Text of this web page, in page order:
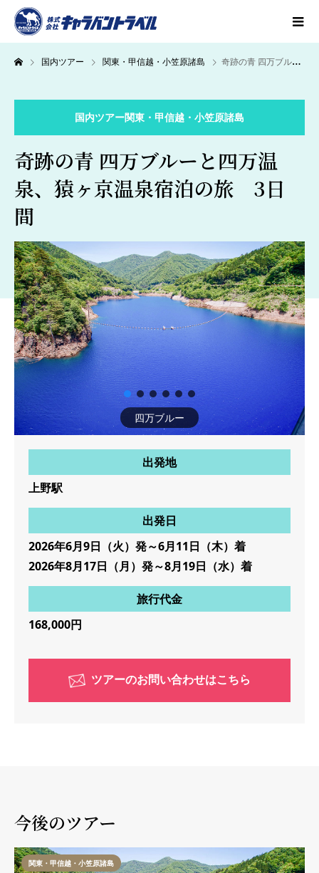
国内ツアー 関東・甲信越・小笠原諸島 奇跡の青 四万ブルーと四万温泉、猿ヶ京温泉宿泊の旅 3日間
国内ツアー関東・甲信越・小笠原諸島
奇跡の青 四万ブルーと四万温
泉、猿ヶ京温泉宿泊の旅 3日
間
四万ブルー
出発地
上野駅
出発日
2026年6月9日（火）発～6月11日（木）着
2026年8月17日（月）発～8月19日（水）着
旅行代金
168,000円
ツアーのお問い合わせはこちら
今後のツアー
関東・甲信越・小笠原諸島